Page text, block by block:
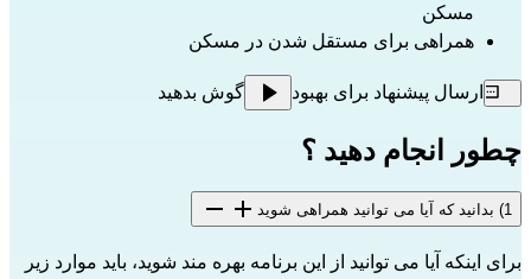
مسکن
همراهی برای مستقل شدن در مسکن
ارسال پیشنهاد برای بهبود گوش بدهید
چطور انجام دهید ؟
1) بدانید که آیا می توانید همراهی شوید
برای اینکه آیا می توانید از این برنامه بهره مند شوید، باید موارد زیر